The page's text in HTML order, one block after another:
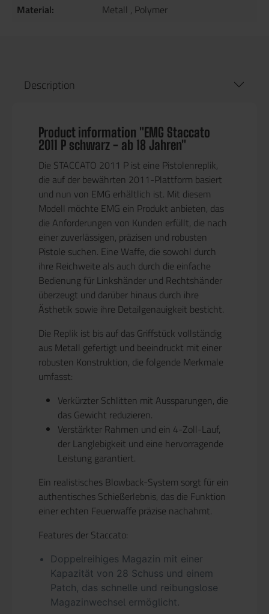
Material:
Metall , Polymer
Description
Product information "EMG Staccato
2011 P schwarz - ab 18 Jahren"
Die STACCATO 2011 P ist eine Pistolenreplik,
die auf der bewährten 2011-Plattform basiert
und nun von EMG erhältlich ist. Mit diesem
Modell möchte EMG ein Produkt anbieten, das
die Anforderungen von Kunden erfüllt, die nach
einer zuverlässigen, präzisen und robusten
Pistole suchen. Eine Waffe, die sowohl durch
ihre Reichweite als auch durch die einfache
Bedienung für Linkshänder und Rechtshänder
überzeugt und darüber hinaus durch ihre
Ästhetik sowie ihre Detailgenauigkeit besticht.
Die Replik ist bis auf das Griffstück vollständig
aus Metall gefertigt und beeindruckt mit einer
robusten Konstruktion, die folgende Merkmale
umfasst:
Verkürzter Schlitten mit Aussparungen, die
das Gewicht reduzieren.
Verstärkter Rahmen und ein 4-Zoll-Lauf,
der Langlebigkeit und eine hervorragende
Leistung garantiert.
Ein realistisches Blowback-System sorgt für ein
authentisches Schießerlebnis, das die Funktion
einer echten Feuerwaffe präzise nachahmt.
Features der Staccato:
Doppelreihiges Magazin mit einer
Kapazität von 28 Schuss und einem
Patch, das schnelle und reibungslose
Magazinwechsel ermöglicht.